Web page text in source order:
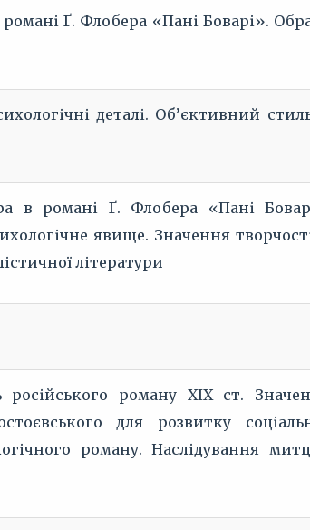
Ґ. Флобера «Пані Боварі».
деталі. Об’єктивний
в романі Ґ. Флобера «Пані
явище. Значення
літератури
російського роману ХІХ ст.
для розвитку
роману. Наслідування